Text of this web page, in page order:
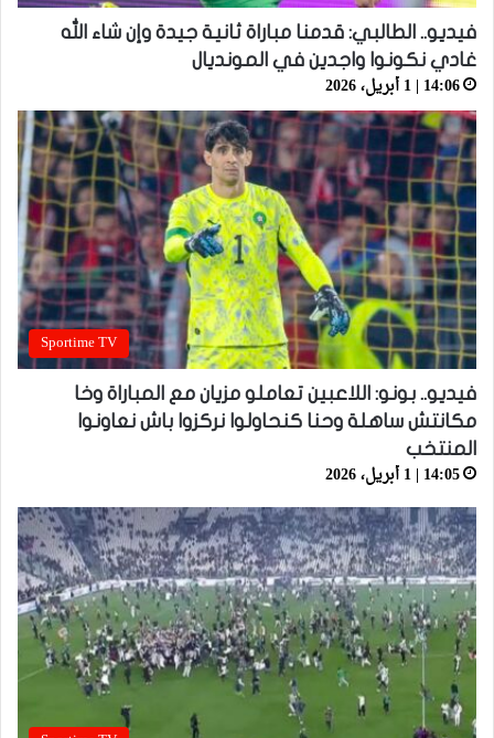
فيديو.. الطالبي: قدمنا مباراة ثانية جيدة وإن شاء الله
غادي نكونوا واجدين في المونديال
14:06 | 1 أبريل، 2026
Sportime TV
فيديو.. بونو: اللاعبين تعاملو مزيان مع المباراة وخا
مكانتش ساهلة وحنا كنحاولوا نركزوا باش نعاونوا
المنتخب
14:05 | 1 أبريل، 2026